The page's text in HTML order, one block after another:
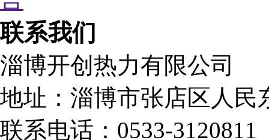
联系我们
淄博开创热力有限公司
地址：淄博市张店区人民
联系电话：0533-3120811